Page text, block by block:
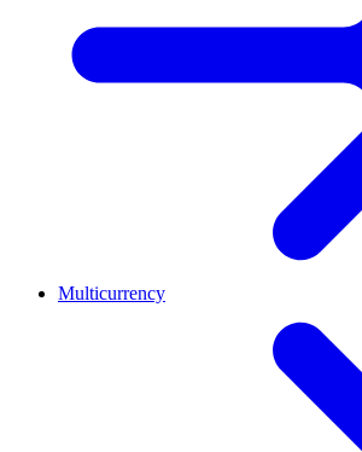
Multicurrency